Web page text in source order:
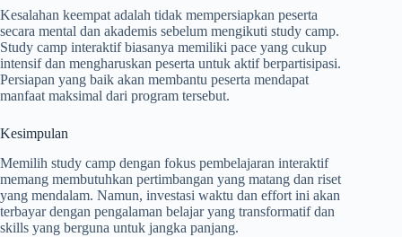
Kesalahan keempat adalah tidak mempersiapkan peserta
secara mental dan akademis sebelum mengikuti study camp.
Study camp interaktif biasanya memiliki pace yang cukup
intensif dan mengharuskan peserta untuk aktif berpartisipasi.
Persiapan yang baik akan membantu peserta mendapat
manfaat maksimal dari program tersebut.
Kesimpulan
Memilih study camp dengan fokus pembelajaran interaktif
memang membutuhkan pertimbangan yang matang dan riset
yang mendalam. Namun, investasi waktu dan effort ini akan
terbayar dengan pengalaman belajar yang transformatif dan
skills yang berguna untuk jangka panjang.